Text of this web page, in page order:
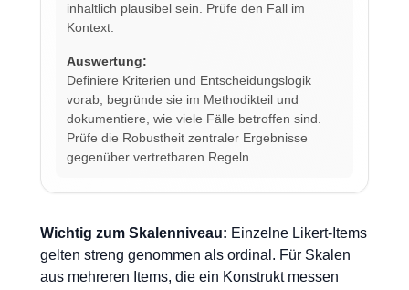
inhaltlich plausibel sein. Prüfe den Fall im
Kontext.
Auswertung:
Definiere Kriterien und Entscheidungslogik
vorab, begründe sie im Methodikteil und
dokumentiere, wie viele Fälle betroffen sind.
Prüfe die Robustheit zentraler Ergebnisse
gegenüber vertretbaren Regeln.
Wichtig zum Skalenniveau: Einzelne Likert-Items
gelten streng genommen als ordinal. Für Skalen
aus mehreren Items, die ein Konstrukt messen